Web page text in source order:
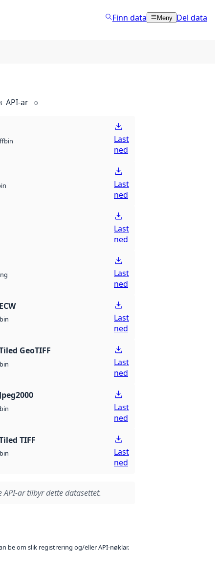
Finn data Meny Del data
API-ar 0
bin
Last
ned
Last
ned
Last
ned
Last
ned
bin
Last
ned
GeoTIFF
bin
Last
ned
bin
Last
ned
TIFF
bin
Last
ned
API-ar tilbyr dette datasettet.
be om slik registrering og/eller API-nøklar.